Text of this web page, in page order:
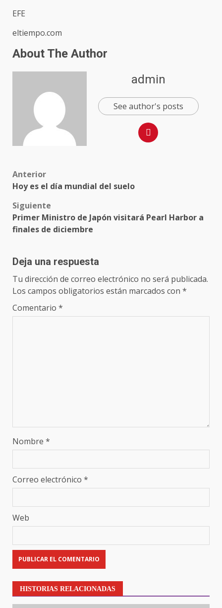
EFE
eltiempo.com
About The Author
admin
See author's posts
Post
navigation
Anterior
Hoy es el día mundial del suelo
Siguiente
Primer Ministro de Japón visitará Pearl Harbor a
finales de diciembre
Deja una respuesta
Tu dirección de correo electrónico no será publicada.
Los campos obligatorios están marcados con *
Comentario *
Nombre *
Correo electrónico *
Web
HISTORIAS RELACIONADAS